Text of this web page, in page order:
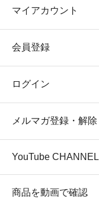
マイアカウント
会員登録
ログイン
メルマガ登録・解除
YouTube CHANNEL
商品を動画で確認